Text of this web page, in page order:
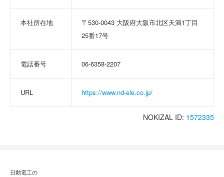
本社所在地
〒530-0043 大阪府大阪市北区天満1丁目
25番17号
電話番号 06-6358-2207
URL https://www.nd-ele.co.jp/
NOKIZAL ID: 1572335
日動電工の